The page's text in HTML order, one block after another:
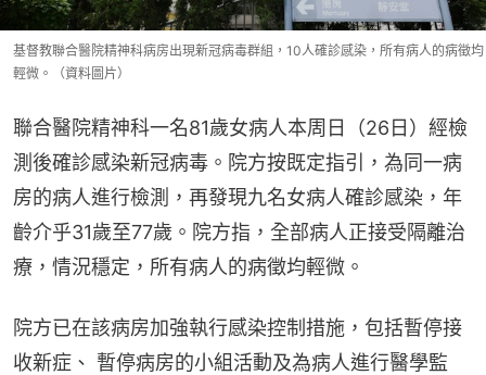
基督教聯合醫院精神科病房出現新冠病毒群組，10人確診感染，所有病人的病徵均
輕微。（資料圖片）
聯合醫院精神科一名81歲女病人本周日（26日）經檢
測後確診感染新冠病毒。院方按既定指引，為同一病
房的病人進行檢測，再發現九名女病人確診感染，年
齡介乎31歲至77歲。院方指，全部病人正接受隔離治
療，情況穩定，所有病人的病徵均輕微。
院方已在該病房加強執行感染控制措施，包括暫停接
收新症、 暫停病房的小組活動及為病人進行醫學監